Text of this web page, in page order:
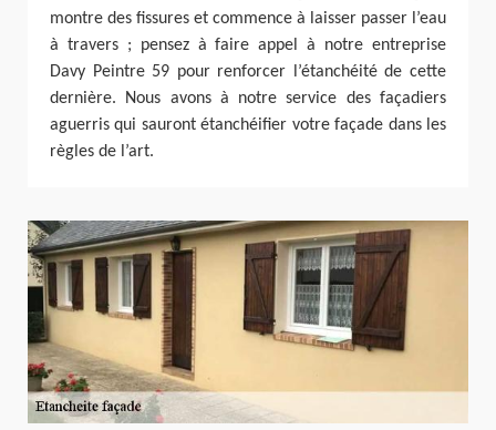
montre des fissures et commence à laisser passer l’eau
à travers ; pensez à faire appel à notre entreprise
Davy Peintre 59 pour renforcer l’étanchéité de cette
dernière. Nous avons à notre service des façadiers
aguerris qui sauront étanchéifier votre façade dans les
règles de l’art.